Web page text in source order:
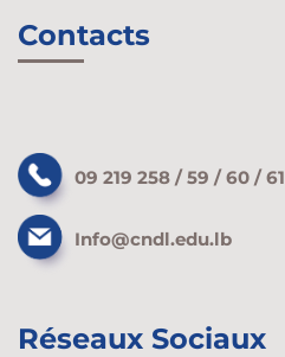
Contacts
09 219 258 / 59 / 60 / 61
Info@cndl.edu.lb
Réseaux Sociaux